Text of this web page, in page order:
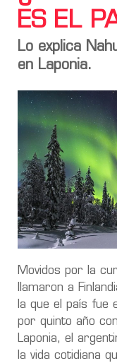
ES EL
Lo explica
en Laponia.
Movidos por la
llamaron a
la que el país fue
por quinto año
Laponia, el
la vida cotidiana